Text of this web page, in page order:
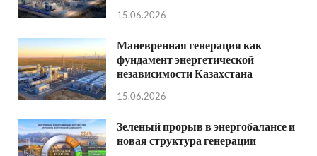
15.06.2026
Маневренная генерация как
фундамент энергетической
независимости Казахстана
15.06.2026
Зеленый прорыв в энергобалансе и
новая структура генерации